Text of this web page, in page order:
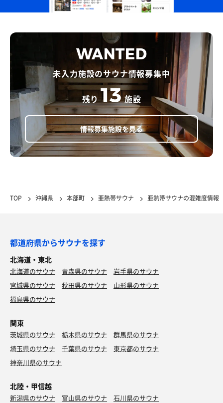
WANTED
未入力施設のサウナ情報募集中
残り 13 施設
情報募集施設を見る
TOP 沖縄県 本部町 亜熱帯サウナ 亜熱帯サウナの混雑度情報
都道府県からサウナを探す
北海道・東北
北海道のサウナ 青森県のサウナ
岩手県のサウナ
宮城県のサウナ
秋田県のサウナ
山形県のサウナ
福島県のサウナ
関東
茨城県のサウナ 栃木県のサウナ
群馬県のサウナ
埼玉県のサウナ
千葉県のサウナ
東京都のサウナ
神奈川県のサウナ
北陸・甲信越
新潟県のサウナ 富山県のサウナ
石川県のサウナ